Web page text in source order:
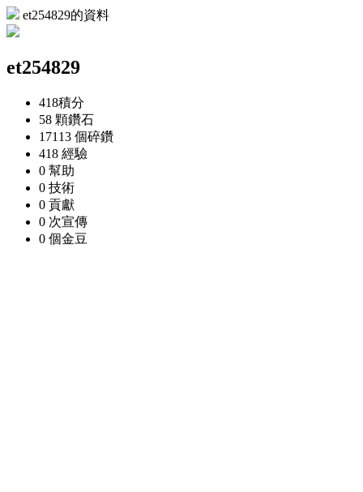
et254829的資料
et254829
418積分
58 顆鑽石
17113 個碎鑽
418 經驗
0 幫助
0 技術
0 貢獻
0 次宣傳
0 個金豆